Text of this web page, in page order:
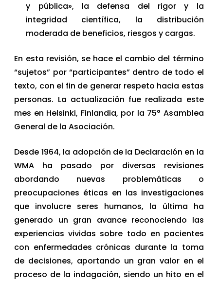
y pública», la defensa del rigor y la
integridad científica, la distribución
moderada de beneficios, riesgos y cargas.
En esta revisión, se hace el cambio del término
“sujetos” por “participantes” dentro de todo el
texto, con el fin de generar respeto hacia estas
personas. La actualización fue realizada este
mes en Helsinki, Finlandia, por la 75° Asamblea
General de la Asociación.
Desde 1964, la adopción de la Declaración en la
WMA ha pasado por diversas revisiones
abordando nuevas problemáticas o
preocupaciones éticas en las investigaciones
que involucre seres humanos, la última ha
generado un gran avance reconociendo las
experiencias vividas sobre todo en pacientes
con enfermedades crónicas durante la toma
de decisiones, aportando un gran valor en el
proceso de la indagación, siendo un hito en el